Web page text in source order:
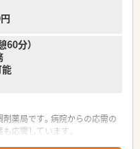
60分）
薬局です。病院からの応需の
応需しています。